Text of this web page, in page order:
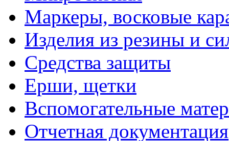
Маркеры, восковые
Изделия из резины и
Средства защиты
Ерши, щетки
Вспомогательные
Отчетная документация